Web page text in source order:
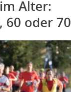
Alter:
60 oder 70